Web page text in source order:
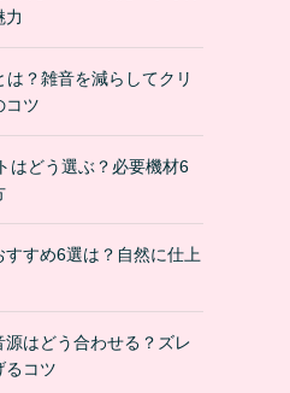
力
？雑音を減らしてクリ
コツ
はどう選ぶ？必要機材6
すすめ6選は？自然に仕上
はどう合わせる？ズレ
るコツ